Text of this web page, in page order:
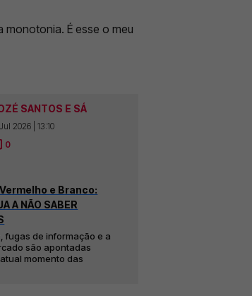
monotonia. É esse o meu
SANTOS E SÁ
2026 | 13:10
0
Vermelho e Branco:
A NÃO SABER
fugas de informação e a
são apontadas
momento das